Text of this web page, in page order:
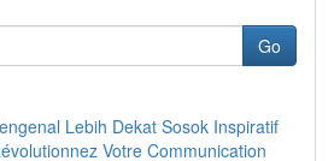
Go
Lebih Dekat Sosok Inspiratif
Votre Communication